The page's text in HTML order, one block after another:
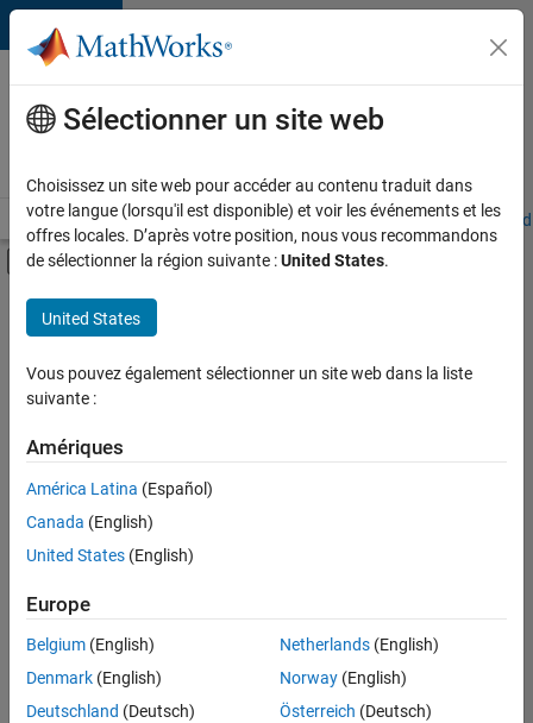
Passer au contenu
Votre
carrière
chez
Accueil Explorer nos opportunités Adresses de nos bureaux
Activer/désactiver l'affichage du menu
Contenu principal
FILTRER PAR
Technologies de l’information
Support client
Ventes pour l'éducation
Actuellement,
aucune
offre
d'emploi
correspondant
à vos
critères
de
recherche.
Sélectionner un site web
Choisissez un site web pour accéder au contenu traduit dans
votre langue (lorsqu'il est disponible) et voir les événements et les
offres locales. D’après votre position, nous vous recommandons
de sélectionner la région suivante :United States.
United States
Vous pouvez également sélectionner un site web dans la liste
suivante :
Amériques
América Latina (Español)
Canada (English)
United States (English)
Europe
Belgium (English)
Denmark (English)
Deutschland (Deutsch)
Netherlands(English)
Norway(English)
Österreich (Deutsch)